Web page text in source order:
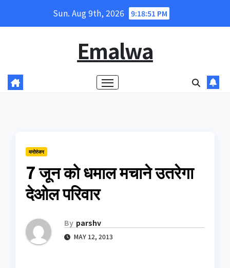
Sun. Aug 9th, 2026 9:18:51 PM
Emalwa
मनोरंजन
7 जून को धमाल मचाने उतरेगा
देओल परिवार
By parshv
MAY 12, 2013